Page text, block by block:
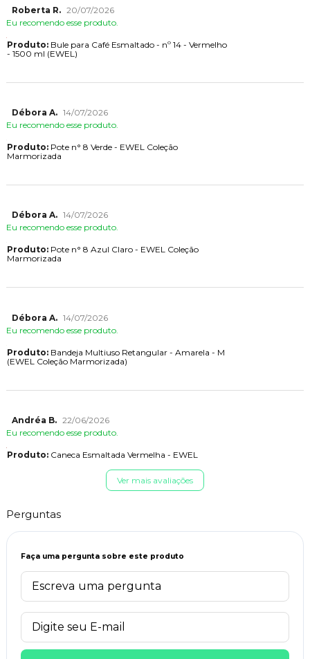
Roberta R. 20/07/2026
Eu recomendo esse produto.
Produto:Bule para Café Esmaltado - nº 14 - Vermelho
- 1500 ml (EWEL)
Débora A. 14/07/2026
Eu recomendo esse produto.
Produto:Pote n° 8 Verde - EWEL Coleção
Marmorizada
Débora A. 14/07/2026
Eu recomendo esse produto.
Produto:Pote n° 8 Azul Claro - EWEL Coleção
Marmorizada
Débora A. 14/07/2026
Eu recomendo esse produto.
Produto:Bandeja Multiuso Retangular - Amarela - M
(EWEL Coleção Marmorizada)
Andréa B. 22/06/2026
Eu recomendo esse produto.
Produto:Caneca Esmaltada Vermelha - EWEL
Ver mais avaliações
Perguntas
Faça uma pergunta sobre este produto